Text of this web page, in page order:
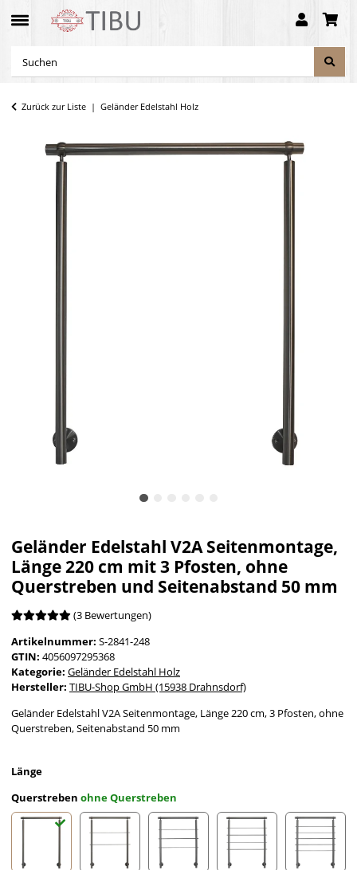
Zurück zur Liste Geländer Edelstahl Holz
Geländer Edelstahl V2A Seitenmontage,
Länge 220 cm mit 3 Pfosten, ohne
Querstreben und Seitenabstand 50 mm
(3 Bewertungen)
Artikelnummer: S-2841-248
GTIN: 4056097295368
Kategorie: Geländer Edelstahl Holz
Hersteller: TIBU-Shop GmbH (15938 Drahnsdorf)
Geländer Edelstahl V2A Seitenmontage, Länge 220 cm, 3 Pfosten, ohne
Querstreben, Seitenabstand 50 mm
Länge
Querstreben ohne Querstreben